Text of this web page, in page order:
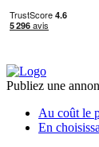
Publiez une
Au coût le
En